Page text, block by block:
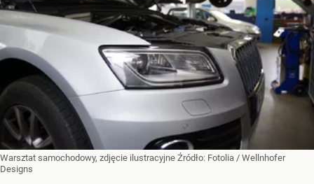
Warsztat samochodowy, zdjęcie ilustracyjne Źródło: Fotolia / Wellnhofer
Designs